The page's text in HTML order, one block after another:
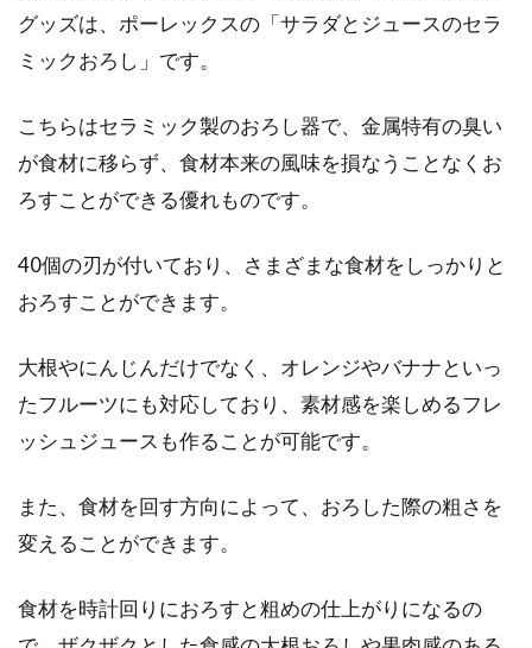
グッズは、ポーレックスの「サラダとジュースのセラ
ミックおろし」です。
こちらはセラミック製のおろし器で、金属特有の臭い
が食材に移らず、食材本来の風味を損なうことなくお
ろすことができる優れものです。
40個の刃が付いており、さまざまな食材をしっかりと
おろすことができます。
大根やにんじんだけでなく、オレンジやバナナといっ
たフルーツにも対応しており、素材感を楽しめるフレ
ッシュジュースも作ることが可能です。
また、食材を回す方向によって、おろした際の粗さを
変えることができます。
食材を時計回りにおろすと粗めの仕上がりになるの